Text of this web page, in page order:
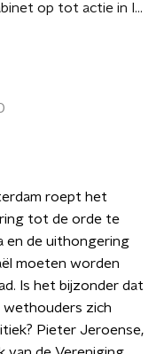
Halsema roept kabinet op tot actie in Israël-kwestie: een opmerkelijke stap?
roept het
tot de orde te
en de uithongering
moeten worden
Is het bijzonder dat
wethouders zich
Pieter Jeroense,